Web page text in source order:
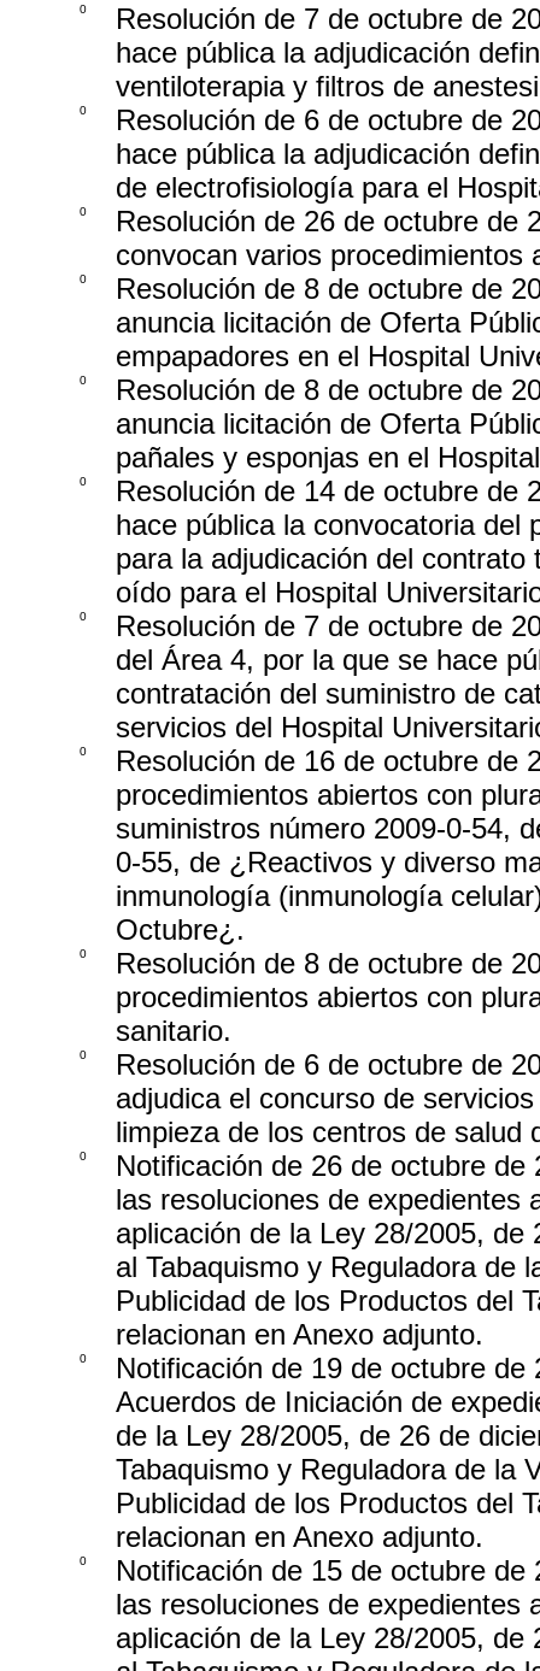
0
Resolución de 7 de octubre de
hace pública la adjudicación
ventiloterapia y filtros de
0
Resolución de 6 de octubre de
hace pública la adjudicación
de electrofisiología para el
0
Resolución de 26 de octubre de
convocan varios procedimientos
0
Resolución de 8 de octubre de
anuncia licitación de Oferta
empapadores en el Hospital
0
Resolución de 8 de octubre de
anuncia licitación de Oferta
pañales y esponjas en el
0
Resolución de 14 de octubre de
hace pública la convocatoria del
para la adjudicación del
oído para el Hospital
0
Resolución de 7 de octubre de
del Área 4, por la que se hace
contratación del suministro de
servicios del Hospital
0
Resolución de 16 de octubre de
procedimientos abiertos con
suministros número 2009-0-54,
0-55, de ¿Reactivos y diverso
inmunología (inmunología
Octubre¿.
0
Resolución de 8 de octubre de
procedimientos abiertos con
sanitario.
0
Resolución de 6 de octubre de
adjudica el concurso de
limpieza de los centros de salud
0
Notificación de 26 de octubre
las resoluciones de expedientes
aplicación de la Ley 28/2005,
al Tabaquismo y Reguladora de
Publicidad de los Productos del
relacionan en Anexo adjunto.
0
Notificación de 19 de octubre
Acuerdos de Iniciación de
de la Ley 28/2005, de 26 de
Tabaquismo y Reguladora de la
Publicidad de los Productos del
relacionan en Anexo adjunto.
0
Notificación de 15 de octubre
las resoluciones de expedientes
aplicación de la Ley 28/2005,